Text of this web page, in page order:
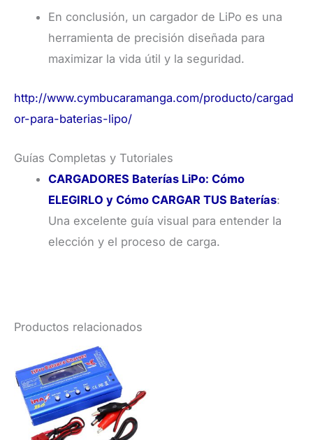
En conclusión, un cargador de LiPo es una
herramienta de precisión diseñada para
maximizar la vida útil y la seguridad.
http://www.cymbucaramanga.com/producto/cargad
or-para-baterias-lipo/
Guías Completas y Tutoriales
CARGADORES Baterías LiPo: Cómo
ELEGIRLO y Cómo CARGAR TUS Baterías:
Una excelente guía visual para entender la
elección y el proceso de carga.
Productos relacionados